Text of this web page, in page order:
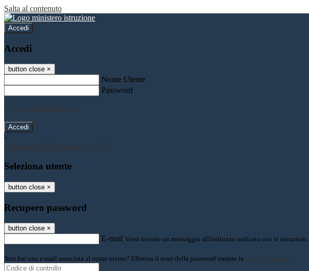
Salta al contenuto
Accedi
Accedi
button close ×
Nome Utente
Password
Password dimenticata?
-
Entra con SPID
Entra con CIE
Seleziona utente
button close ×
Recupero password
button close ×
E-mail Verrà inviato un messaggio all'indirizzo indicato con le istruzioni
Non hai una e-mail associata al nome utente? Effettua il reset della password tramite la Login Spaggiari